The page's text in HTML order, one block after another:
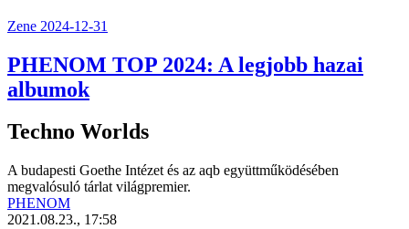
Zene 2024-12-31
PHENOM TOP 2024: A legjobb hazai
albumok
Techno Worlds
A budapesti Goethe Intézet és az aqb együttműködésében
megvalósuló tárlat világpremier.
PHENOM
2021.08.23., 17:58